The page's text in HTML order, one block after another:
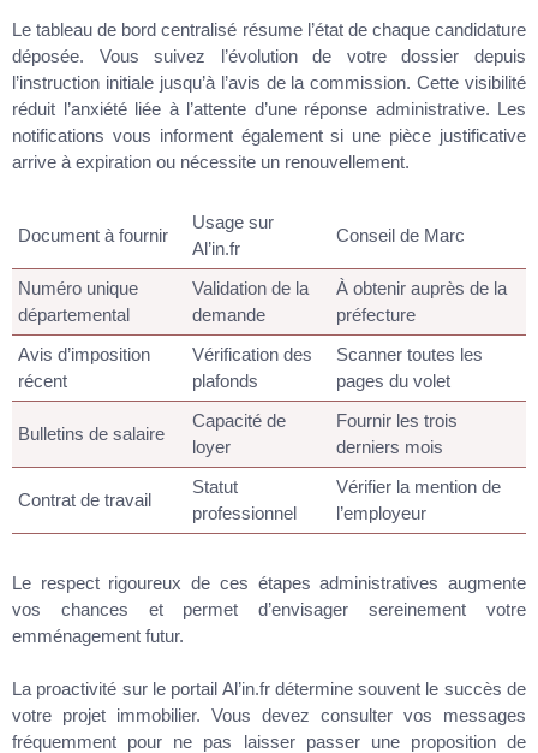
Le tableau de bord centralisé résume l’état de chaque candidature
déposée. Vous suivez l’évolution de votre dossier depuis
l’instruction initiale jusqu’à l’avis de la commission. Cette visibilité
réduit l’anxiété liée à l’attente d’une réponse administrative. Les
notifications vous informent également si une pièce justificative
arrive à expiration ou nécessite un renouvellement.
Document à fournir
Usage sur
Al’in.fr
Conseil de Marc
Numéro unique
départemental
Validation de la
demande
À obtenir auprès de la
préfecture
Avis d’imposition
récent
Vérification des
plafonds
Scanner toutes les
pages du volet
Bulletins de salaire
Capacité de
loyer
Fournir les trois
derniers mois
Contrat de travail
Statut
professionnel
Vérifier la mention de
l’employeur
Le respect rigoureux de ces étapes administratives augmente
vos chances et permet d’envisager sereinement votre
emménagement futur.
La proactivité sur le portail Al’in.fr détermine souvent le succès de
votre projet immobilier. Vous devez consulter vos messages
fréquemment pour ne pas laisser passer une proposition de